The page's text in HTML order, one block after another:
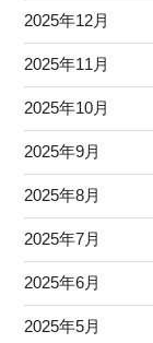
2025年12月
2025年11月
2025年10月
2025年9月
2025年8月
2025年7月
2025年6月
2025年5月